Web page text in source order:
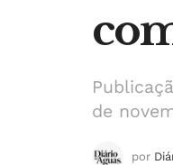
de
por